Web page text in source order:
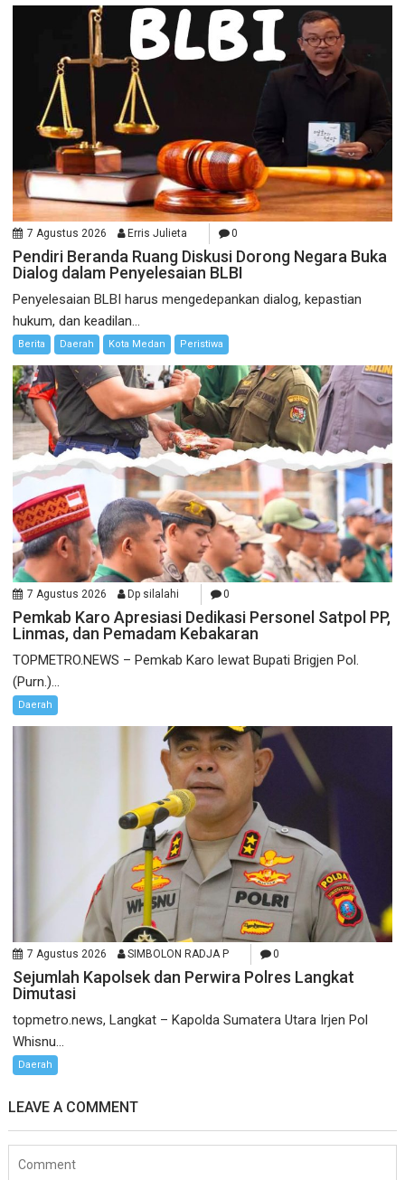
7 Agustus 2026 Erris Julieta 0
Pendiri Beranda Ruang Diskusi Dorong Negara Buka
Dialog dalam Penyelesaian BLBI
Penyelesaian BLBI harus mengedepankan dialog, kepastian
hukum, dan keadilan...
Berita Daerah Kota Medan Peristiwa
7 Agustus 2026 Dp silalahi 0
Pemkab Karo Apresiasi Dedikasi Personel Satpol PP,
Linmas, dan Pemadam Kebakaran
TOPMETRO.NEWS – Pemkab Karo lewat Bupati Brigjen Pol.
(Purn.)...
Daerah
7 Agustus 2026 SIMBOLON RADJA P 0
Sejumlah Kapolsek dan Perwira Polres Langkat
Dimutasi
topmetro.news, Langkat – Kapolda Sumatera Utara Irjen Pol
Whisnu...
Daerah
LEAVE A COMMENT